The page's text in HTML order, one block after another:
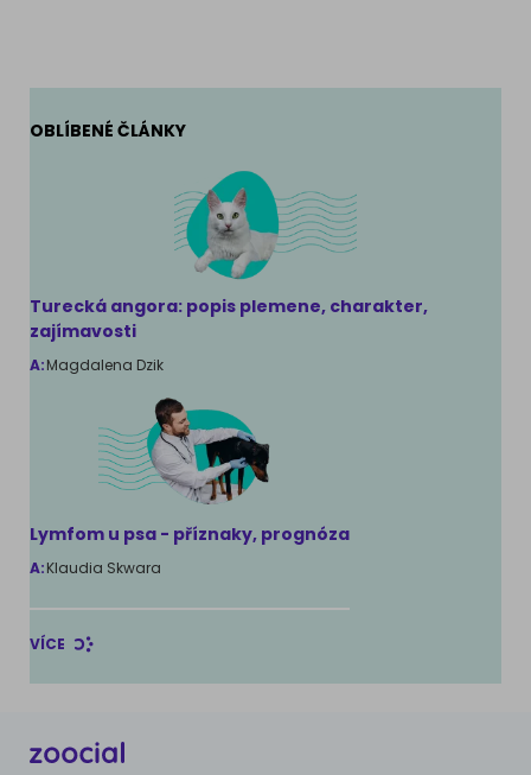
OBLÍBENÉ ČLÁNKY
Turecká angora: popis plemene, charakter,
zajímavosti
A:Magdalena Dzik
Lymfom u psa - příznaky, prognóza
A:Klaudia Skwara
VÍCE